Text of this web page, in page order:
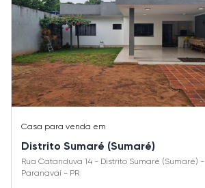
Casa para venda em
Distrito Sumaré (Sumaré)
Rua Catanduva 14 - Distrito Sumaré (Sumaré) -
Paranavaí - PR